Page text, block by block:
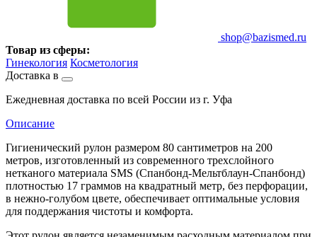
shop@bazismed.ru
Товар из сферы:
Гинекология Косметология
Доставка в
Ежедневная доставка по всей России из г. Уфа
Описание
Гигиенический рулон размером 80 сантиметров на 200
метров, изготовленный из современного трехслойного
нетканого материала SMS (Спанбонд-Мельтблаун-Спанбонд)
плотностью 17 граммов на квадратный метр, без перфорации,
в нежно-голубом цвете, обеспечивает оптимальные условия
для поддержания чистоты и комфорта.